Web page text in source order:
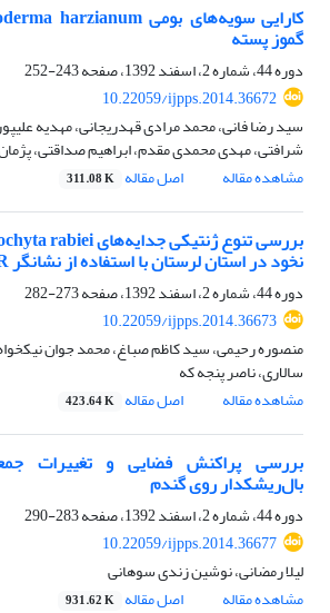
گموز پسته
دوره 44، شماره 2، اسفند 1392، صفحه
243-252
10.22059/ijpps.2014.36672
سید رضا فانی، محمد مرادی قهدریجانی، مهدیه
شرافتی، مهدی محمدی مقدم، ابراهیم صداقتی،
مشاهده مقاله
اصل مقاله 311.08 K
نخود در استان لرستان با استفاده از نشانگر SSR
دوره 44، شماره 2، اسفند 1392، صفحه
273-282
10.22059/ijpps.2014.36673
منصوره رحیمی، سید کاظم صباغ، محمد جوان
سالاری، ناصر پنجه که
مشاهده مقاله
اصل مقاله 423.64 K
بررسی پراکنش فضایی و تغییرات
بال‌ریشکدار روی گندم
دوره 44، شماره 2، اسفند 1392، صفحه
283-290
10.22059/ijpps.2014.36677
لیلا رمضانی، نوشین زندی سوهانی
مشاهده مقاله
اصل مقاله 931.62 K